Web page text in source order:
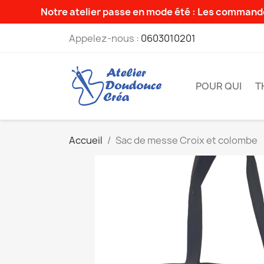
Notre atelier passe en mode été : Les
Appelez-nous : 0603010201
POUR QUI
Accueil Sac de messe Croix et colombe